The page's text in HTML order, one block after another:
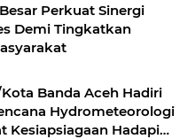
Perkuat Sinergi
Demi Tingkatkan
Banda Aceh Hadiri
Hydrometeorologi
Kesiapsiagaan Hadapi